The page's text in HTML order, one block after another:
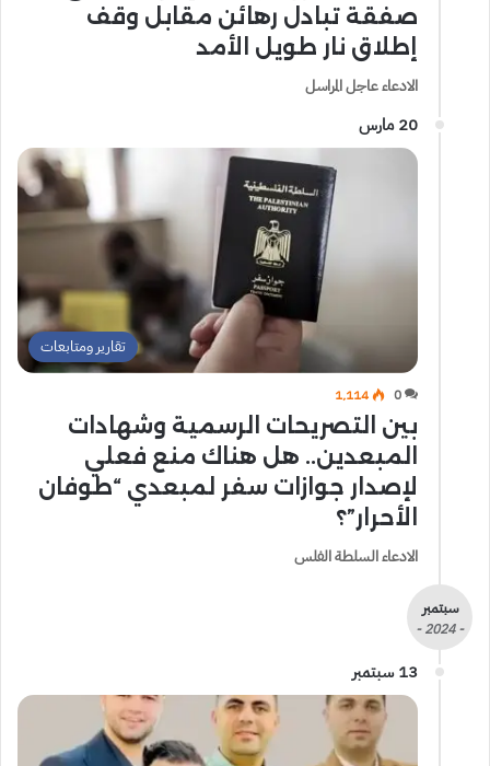
صفقة تبادل رهائن مقابل وقف
إطلاق نار طويل الأمد
الادعاء عاجل المراسل
20 مارس
تقارير ومتابعات
0 1٬114
بين التصريحات الرسمية وشهادات
المبعدين.. هل هناك منع فعلي
لإصدار جوازات سفر لمبعدي “طوفان
الأحرار”؟
الادعاء السلطة الفلس
سبتمبر
- 2024 -
13 سبتمبر